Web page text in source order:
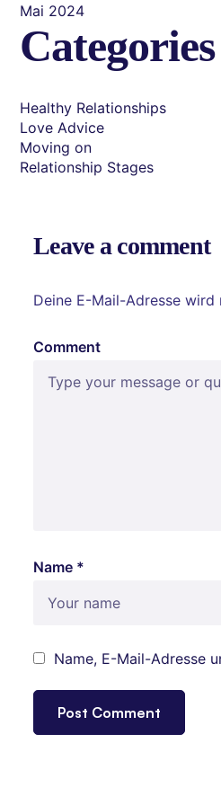
Mai 2024
Categories
Healthy Relationships
Love Advice
Moving on
Relationship Stages
Leave a comment
Deine E-Mail-Adresse
Comment
Name *
Name, E-Mail-Adresse